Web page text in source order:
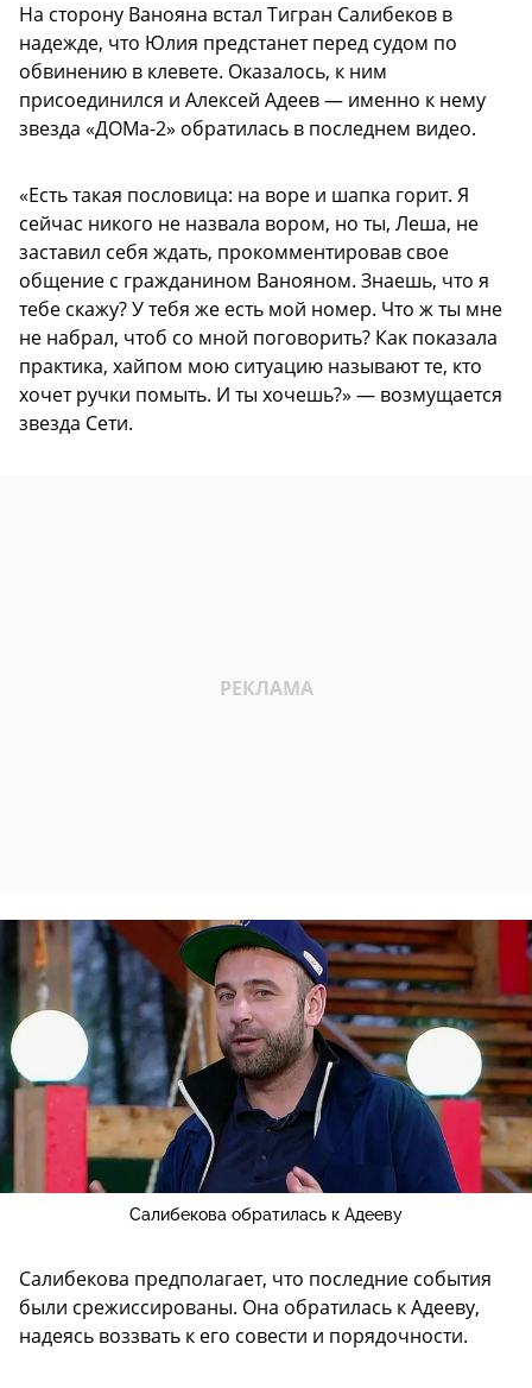
На сторону Ванояна встал Тигран Салибеков в
надежде, что Юлия предстанет перед судом по
обвинению в клевете. Оказалось, к ним
присоединился и Алексей Адеев — именно к нему
звезда «ДОМа-2» обратилась в последнем видео.
«Есть такая пословица: на воре и шапка горит. Я
сейчас никого не назвала вором, но ты, Леша, не
заставил себя ждать, прокомментировав свое
общение с гражданином Ванояном. Знаешь, что я
тебе скажу? У тебя же есть мой номер. Что ж ты мне
не набрал, чтоб со мной поговорить? Как показала
практика, хайпом мою ситуацию называют те, кто
хочет ручки помыть. И ты хочешь?» — возмущается
звезда Сети.
Салибекова обратилась к Адееву
Салибекова предполагает, что последние события
были срежиссированы. Она обратилась к Адееву,
надеясь воззвать к его совести и порядочности.